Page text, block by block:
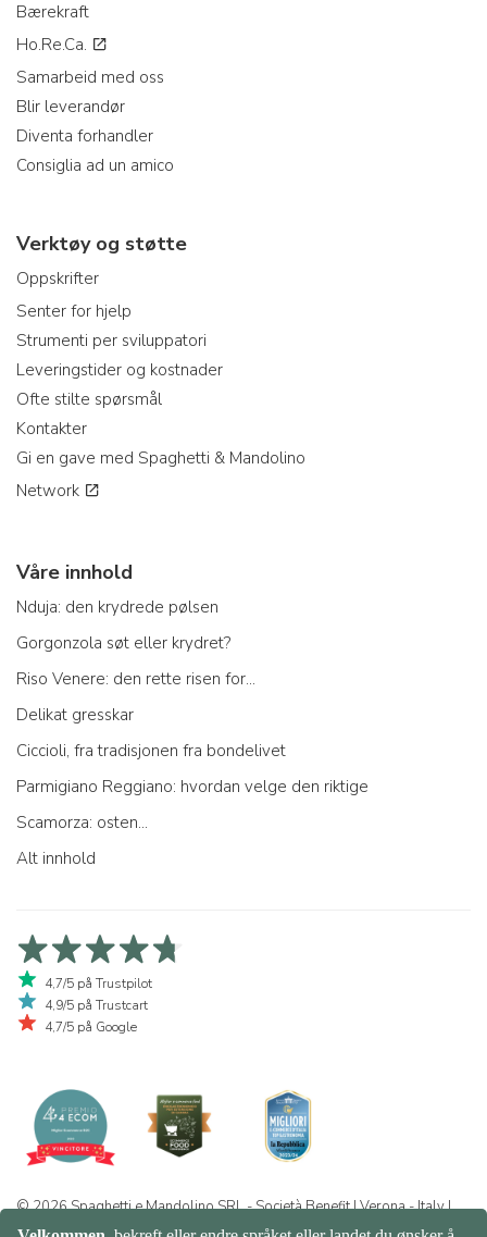
Bærekraft
Ho.Re.Ca.
Samarbeid med oss
Blir leverandør
Diventa forhandler
Consiglia ad un amico
Verktøy og støtte
Oppskrifter
Senter for hjelp
Strumenti per sviluppatori
Leveringstider og kostnader
Ofte stilte spørsmål
Kontakter
Gi en gave med Spaghetti & Mandolino
Network
Våre innhold
Nduja: den krydrede pølsen
Gorgonzola søt eller krydret?
Riso Venere: den rette risen for...
Delikat gresskar
Ciccioli, fra tradisjonen fra bondelivet
Parmigiano Reggiano: hvordan velge den riktige
Scamorza: osten...
Alt innhold
4,7/5 på Trustpilot
4,9/5 på Trustcart
4,7/5 på Google
© 2026 Spaghetti e Mandolino SRL - Società Benefit | Verona - Italy |
+39 351 865 9444 | P.I. IT04913730232 | Certificazione BIO: IT-BIO-